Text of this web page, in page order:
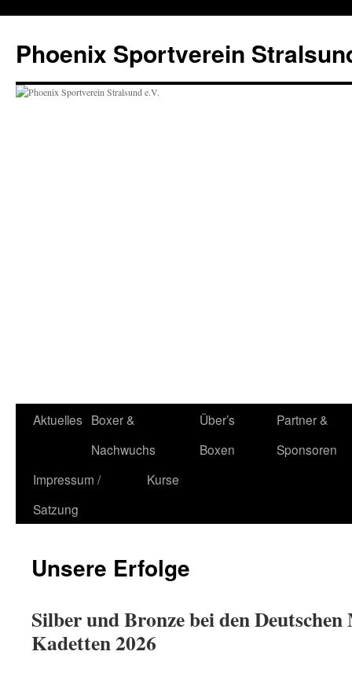
Phoenix Sportverein
Zum
springen
Aktuelles Boxer &
Nachwuchs
Über’s
Boxen
Partner &
Sponsoren
Impressum /
Satzung
Kurse
Unsere Erfolge
Silber und Bronze bei den
Kadetten 2026